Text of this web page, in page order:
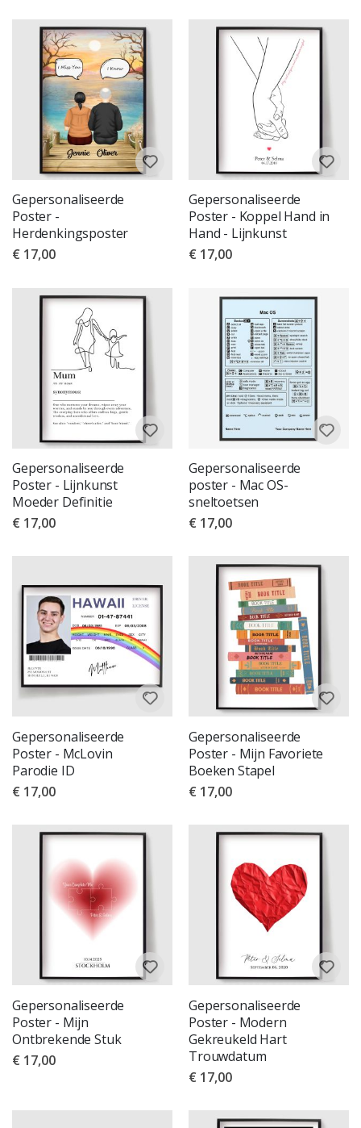
Gepersonaliseerde
Poster -
Herdenkingsposter
€ 17,00
Gepersonaliseerde
Poster - Koppel Hand in
Hand - Lijnkunst
€ 17,00
Gepersonaliseerde
Poster - Lijnkunst
Moeder Definitie
€ 17,00
Gepersonaliseerde
poster - Mac OS-
sneltoetsen
€ 17,00
Gepersonaliseerde
Poster - McLovin
Parodie ID
€ 17,00
Gepersonaliseerde
Poster - Mijn Favoriete
Boeken Stapel
€ 17,00
Gepersonaliseerde
Poster - Mijn
Ontbrekende Stuk
€ 17,00
Gepersonaliseerde
Poster - Modern
Gekreukeld Hart
Trouwdatum
€ 17,00